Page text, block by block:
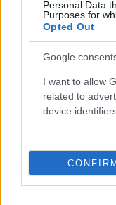
Personal Data
Purposes for
Opted Out
Google
I want to allow
related to
device
το αξίζει, θα
από ποτέ».
Κάνε
Flash.gr